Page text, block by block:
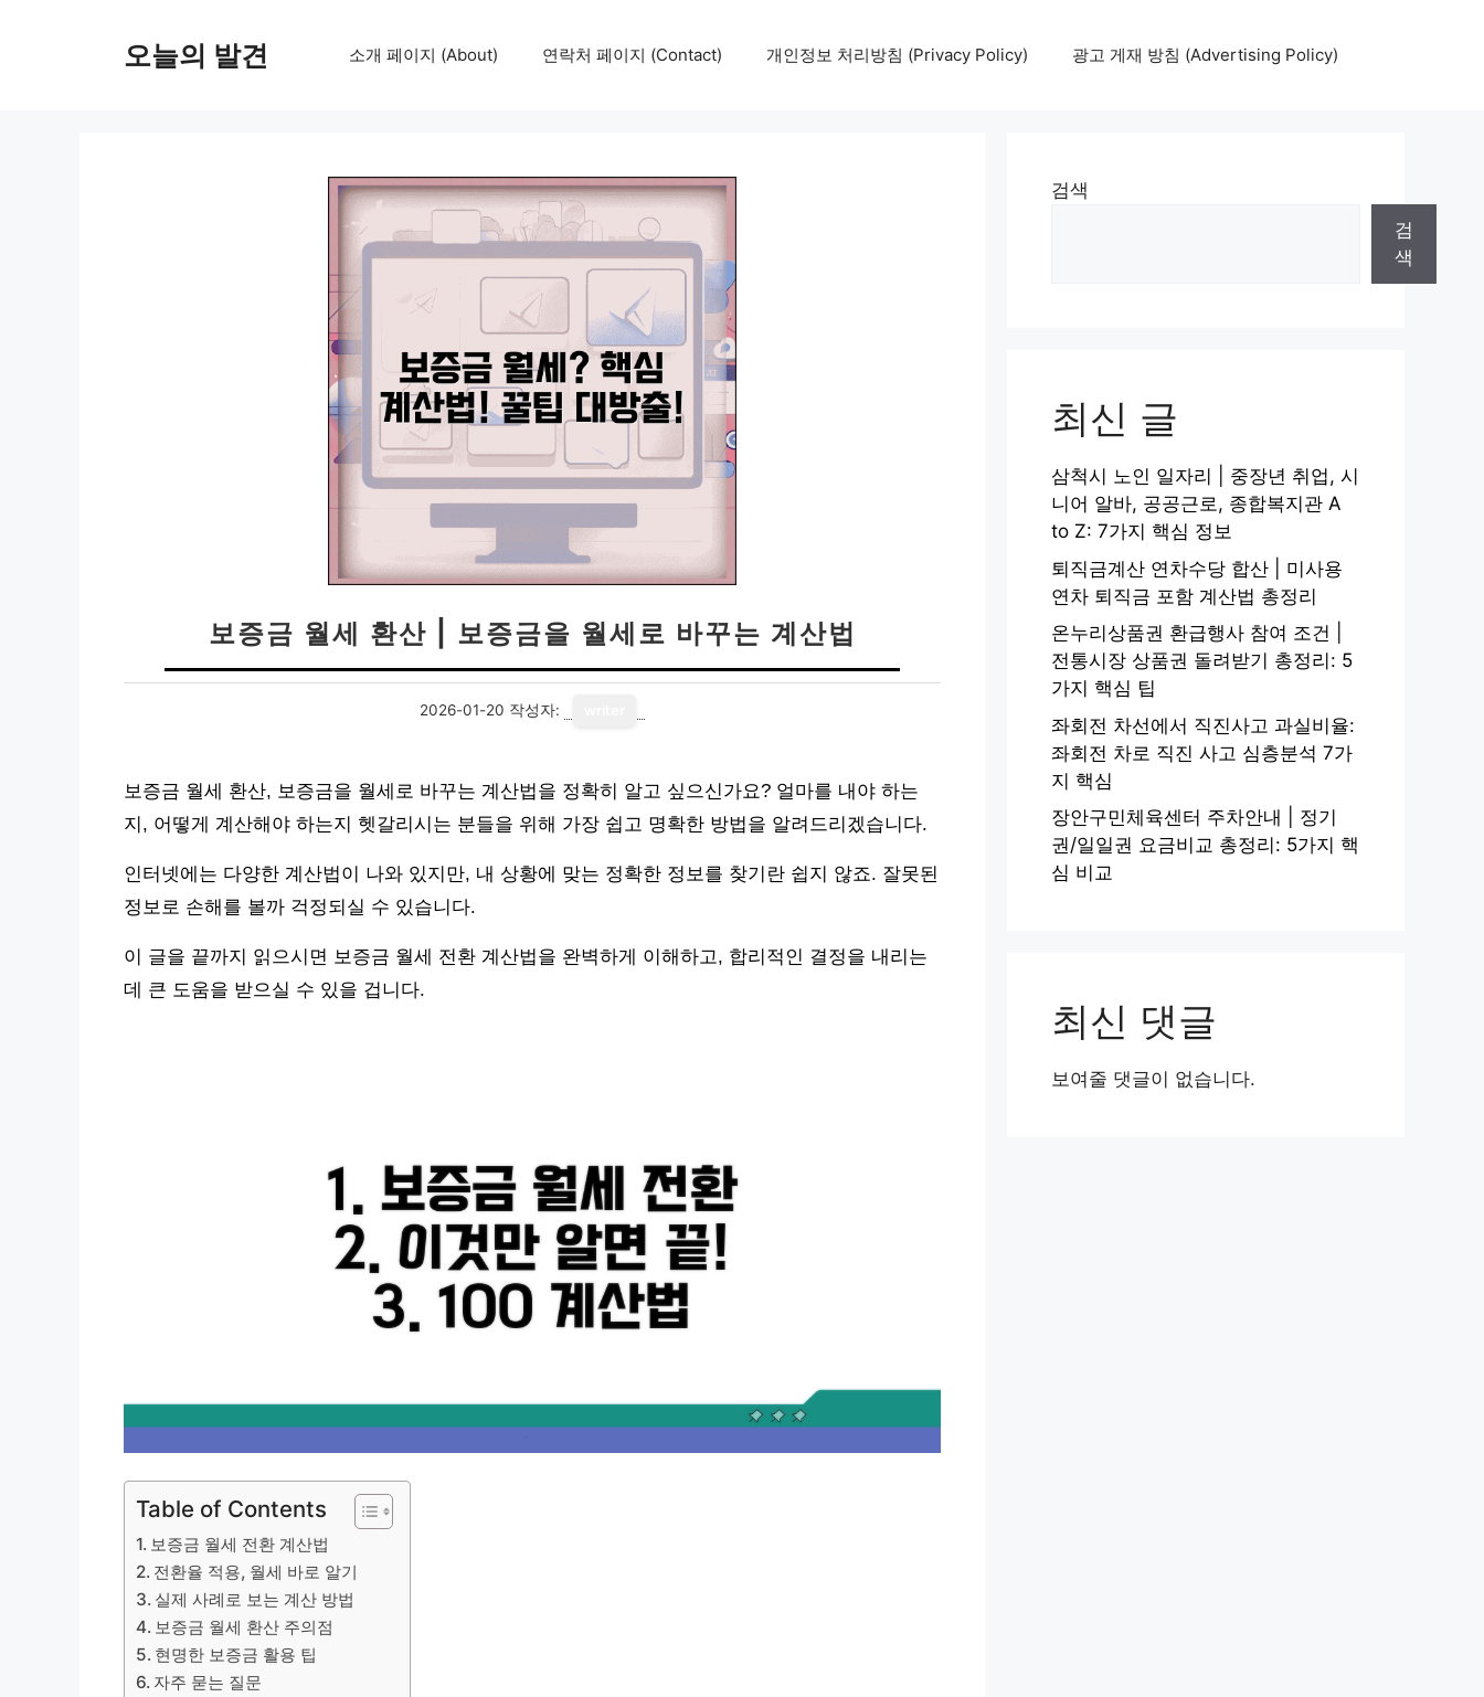
오늘의 발견 소개 페이지 (About) 연락처 페이지 (Contact) 개인정보 처리방침 (Privacy Policy) 광고 게재 방침 (Advertising Policy)
보증금 월세 환산 | 보증금을 월세로 바꾸는 계산법
2026-01-20 작성자:
보증금 월세 환산, 보증금을 월세로 바꾸는 계산법을 정확히 알고 싶으신가요? 얼마를 내야 하는
지, 어떻게 계산해야 하는지 헷갈리시는 분들을 위해 가장 쉽고 명확한 방법을 알려드리겠습니다.
인터넷에는 다양한 계산법이 나와 있지만, 내 상황에 맞는 정확한 정보를 찾기란 쉽지 않죠. 잘못된
정보로 손해를 볼까 걱정되실 수 있습니다.
이 글을 끝까지 읽으시면 보증금 월세 전환 계산법을 완벽하게 이해하고, 합리적인 결정을 내리는
데 큰 도움을 받으실 수 있을 겁니다.
Table of Contents
보증금 월세 전환 계산법
전환율 적용, 월세 바로 알기
실제 사례로 보는 계산 방법
보증금 월세 환산 주의점
현명한 보증금 활용 팁
자주 묻는 질문
검색
검
색
최신 글
삼척시 노인 일자리 | 중장년 취업, 시
니어 알바, 공공근로, 종합복지관 A
to Z: 7가지 핵심 정보
퇴직금계산 연차수당 합산 | 미사용
연차 퇴직금 포함 계산법 총정리
온누리상품권 환급행사 참여 조건 |
전통시장 상품권 돌려받기 총정리: 5
가지 핵심 팁
좌회전 차선에서 직진사고 과실비율:
좌회전 차로 직진 사고 심층분석 7가
지 핵심
장안구민체육센터 주차안내 | 정기
권/일일권 요금비교 총정리: 5가지 핵
심 비교
최신 댓글
보여줄 댓글이 없습니다.